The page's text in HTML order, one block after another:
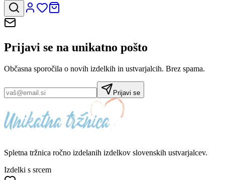
Prijavi se na unikatno pošto
Občasna sporočila o novih izdelkih in ustvarjalcih. Brez spama.
Prijavi se
Spletna tržnica ročno izdelanih izdelkov slovenskih ustvarjalcev.
Izdelki s srcem